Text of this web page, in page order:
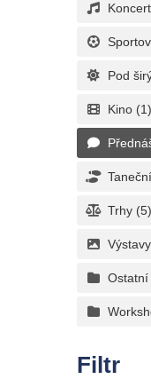
Pod
Kino (1)
Trhy (5)
Výstavy
Ostatní
Filtr